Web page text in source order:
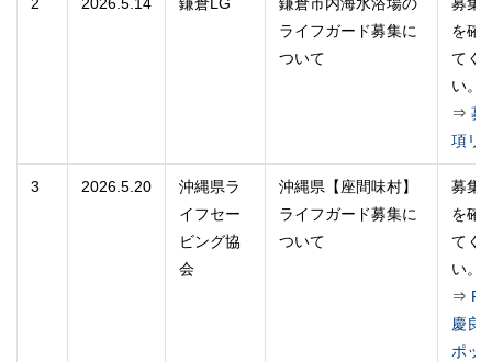
ライフガード募集に
ついて
を確
てく
い。
⇒ 募
項リ
3 2026.5.20
沖縄県ラ
イフセー
ビング協
会
沖縄県【座間味村】
ライフガード募集に
ついて
募集
を確
てく
い。
⇒
慶良
ポッ